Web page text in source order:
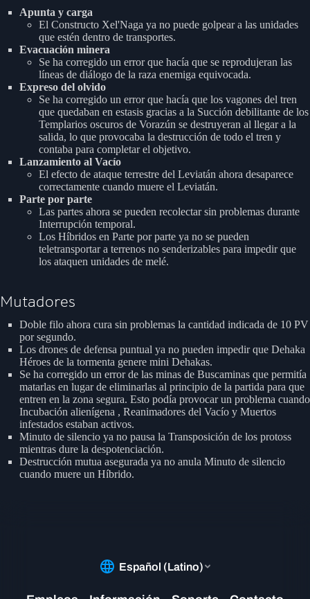
Apunta y carga
El Constructo Xel'Naga ya no puede golpear a las unidades
que estén dentro de transportes.
Evacuación minera
Se ha corregido un error que hacía que se reprodujeran las
líneas de diálogo de la raza enemiga equivocada.
Expreso del olvido
Se ha corregido un error que hacía que los vagones del tren
que quedaban en estasis gracias a la Succión debilitante de los
Templarios oscuros de Vorazún se destruyeran al llegar a la
salida, lo que provocaba la destrucción de todo el tren y
contaba para completar el objetivo.
Lanzamiento al Vacío
El efecto de ataque terrestre del Leviatán ahora desaparece
correctamente cuando muere el Leviatán.
Parte por parte
Las partes ahora se pueden recolectar sin problemas durante
Interrupción temporal.
Los Híbridos en Parte por parte ya no se pueden
teletransportar a terrenos no senderizables para impedir que
los ataquen unidades de melé.
Mutadores
Doble filo ahora cura sin problemas la cantidad indicada de 10 PV
por segundo.
Los drones de defensa puntual ya no pueden impedir que Dehaka
Héroes de la tormenta genere mini Dehakas.
Se ha corregido un error de las minas de Buscaminas que permitía
matarlas en lugar de eliminarlas al principio de la partida para que
entren en la zona segura. Esto podía provocar un problema cuando
Incubación alienígena , Reanimadores del Vacío y Muertos
infestados estaban activos.
Minuto de silencio ya no pausa la Transposición de los protoss
mientras dure la despotenciación.
Destrucción mutua asegurada ya no anula Minuto de silencio
cuando muere un Híbrido.